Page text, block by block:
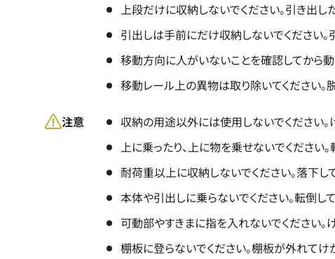
上段だけに収納しないでください。引き出し
引出しは手前にだけ収納しないでください。
移動方向に人がいないことを確認してから動
移動レール上の異物は取り除いてください。
注意
収納の用途以外には使用しないでください。
上に乗ったり、上に物を乗せないでください
耐荷重以上に収納しないでください。落下し
本体や引出しに乗らないでください。転倒し
可動部やすきまに指を入れないでください。
棚板に登らないでください。棚板が外れてけ